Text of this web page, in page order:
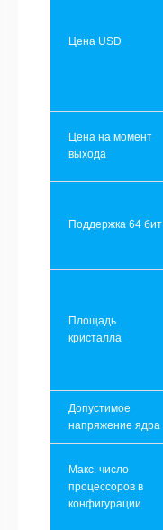
Цена USD
Цена на момент
выхода
Поддержка 64 бит
Площадь
кристалла
Допустимое
напряжение ядра
Макс. число
процессоров в
конфигурации